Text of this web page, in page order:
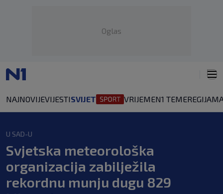
Oglas
NAJNOVIJEVIJESTISVIJET VRIJEMEN1 TEMEREGIJA
U SAD-U
Svjetska meteorološka
organizacija zabilježila
rekordnu munju dugu 829